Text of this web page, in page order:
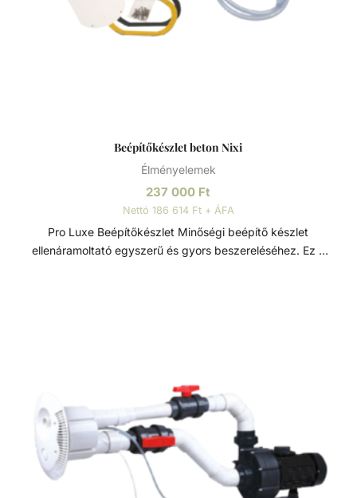
Beépítőkészlet beton Nixi
Élményelemek
237 000 Ft
Nettó 186 614 Ft + ÁFA
Pro Luxe Beépítőkészlet Minőségi beépítő készlet
ellenáramoltató egyszerű és gyors beszereléséhez. Ez a
kis méretű medencék esetében jó opcionális kiegészítő,
hiszen áramlással szemben, gyakorlatilag egyhelyben teszi
lehetővé használója számára a természetes és a
hosszútávú úszás élményét. Nagy előnye, hogy az úszás
tempóját sajátmagunk alakíthatjuk ki azzal, hogy távolabb,
vagy közelebb úszunk a fúvókákhoz. Számos